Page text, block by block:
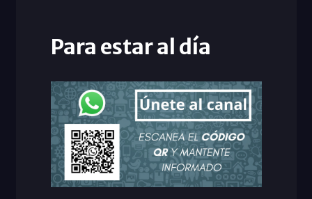
Para estar al día